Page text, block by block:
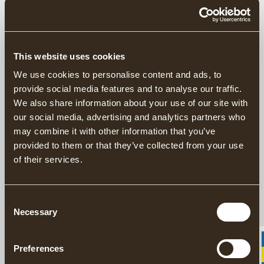
This website uses cookies
We use cookies to personalise content and ads, to
provide social media features and to analyse our traffic.
We also share information about your use of our site with
our social media, advertising and analytics partners who
may combine it with other information that you’ve
provided to them or that they’ve collected from your use
of their services.
Selection
Necessary
Preferences
Vollpension: Frühstück, Mittag- und Abendessen im
Freier Eintritt in die holzbefeuerte Sauna und das
Axtmuseum
Kursliteratur:Bygga i Pfostenbauvon Ulrik Hjort
Lassen
während des Kurses
während des Kurses